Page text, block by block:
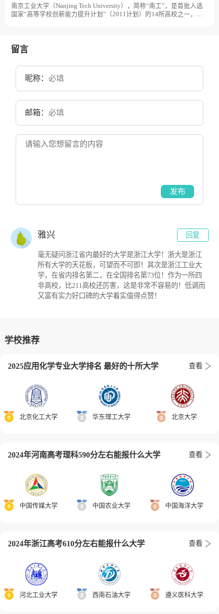
南京工业大学（Nanjing Tech University），简称“南工”，是首批入选
国家“高等学校创新能力提升计划”（2011计划）的14所高校之一，是
堂、南京高等师范学校、国立东南大学、国立第四中山大学、江苏大
学、国立中央大学、国立南京大学、南京大学、南京工学院和南京化
附设高级工业职业学校、同济高级工业学校、南京建筑工程学校等历
史时期。目前学校总体占地面积4000亩。
留言
昵称：
邮箱：
发布
雅兴 回复
毫无疑问浙江省内最好的大学是浙江大学！浙大是浙江
所有大学的天花板，可望而不可即！其次是浙江工业大
学，在省内排名第二，在全国排名第73位！作为一所四
非高校，比211高校还厉害，这是非常不容易的！低调而
又富有实力好口碑的大学着实值得点赞！
学校推荐
2025应用化学专业大学排名 最好的十所大学 查看
北京化工大学 华东理工大学 北京大学
2024年河南高考理科590分左右能报什么大学 查看
中国传媒大学 中国农业大学 中国海洋大学
2024年浙江高考610分左右能报什么大学 查看
河北工业大学 西南石油大学 遵义医科大学